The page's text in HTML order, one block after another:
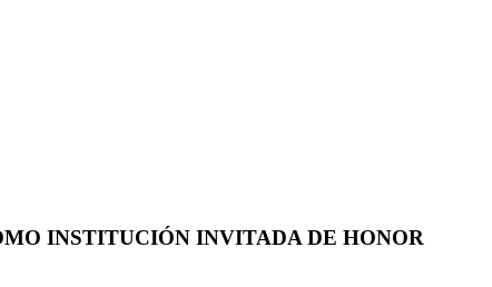
INSTITUCIÓN INVITADA DE HONOR